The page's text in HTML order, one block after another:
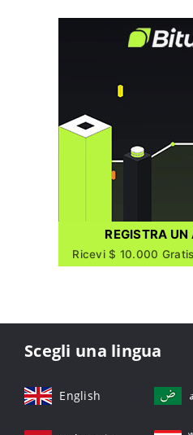
REGISTRA
Ricevi $ 10.000
Scegli una lingua
English